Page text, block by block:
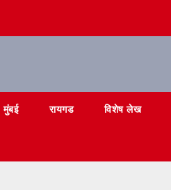
मुंबई रायगड विशेष लेख